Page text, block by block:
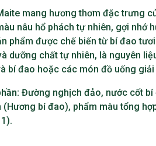
mang hương thơm đặc trưng
nâu hổ phách tự nhiên, gợi nhớ
phẩm được chế biến từ bí đao
dưỡng chất tự nhiên, là nguyên
bí đao hoặc các món đồ uống giải
Đường nghịch đảo, nước cốt bí
(Hương bí đao), phẩm màu tổng